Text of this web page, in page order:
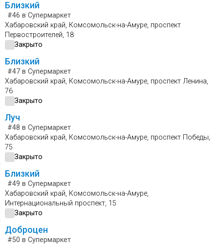
Близкий
#46 в Супермаркет
Хабаровский край, Комсомольск-на-Амуре, проспект
Первостроителей, 18
Закрыто
Близкий
#47 в Супермаркет
Хабаровский край, Комсомольск-на-Амуре, проспект Ленина,
76
Закрыто
Луч
#48 в Супермаркет
Хабаровский край, Комсомольск-на-Амуре, проспект Победы,
75
Закрыто
Близкий
#49 в Супермаркет
Хабаровский край, Комсомольск-на-Амуре,
Интернациональный проспект, 15
Закрыто
Доброцен
#50 в Супермаркет